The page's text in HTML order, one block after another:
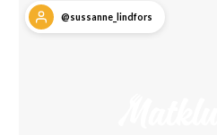
@sussanne_lindfors